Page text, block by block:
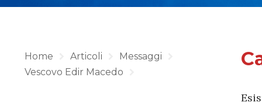
Home Articoli
Messaggi
Vescovo Edir Macedo